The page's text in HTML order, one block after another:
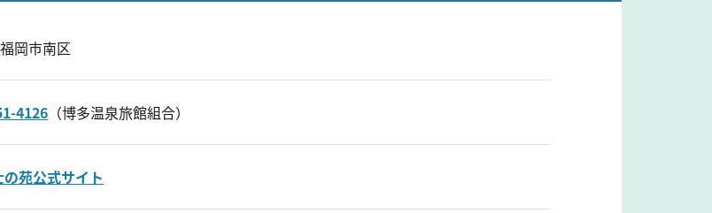
岡市南区
4126 （博多温泉旅館組合）
の苑公式サイト